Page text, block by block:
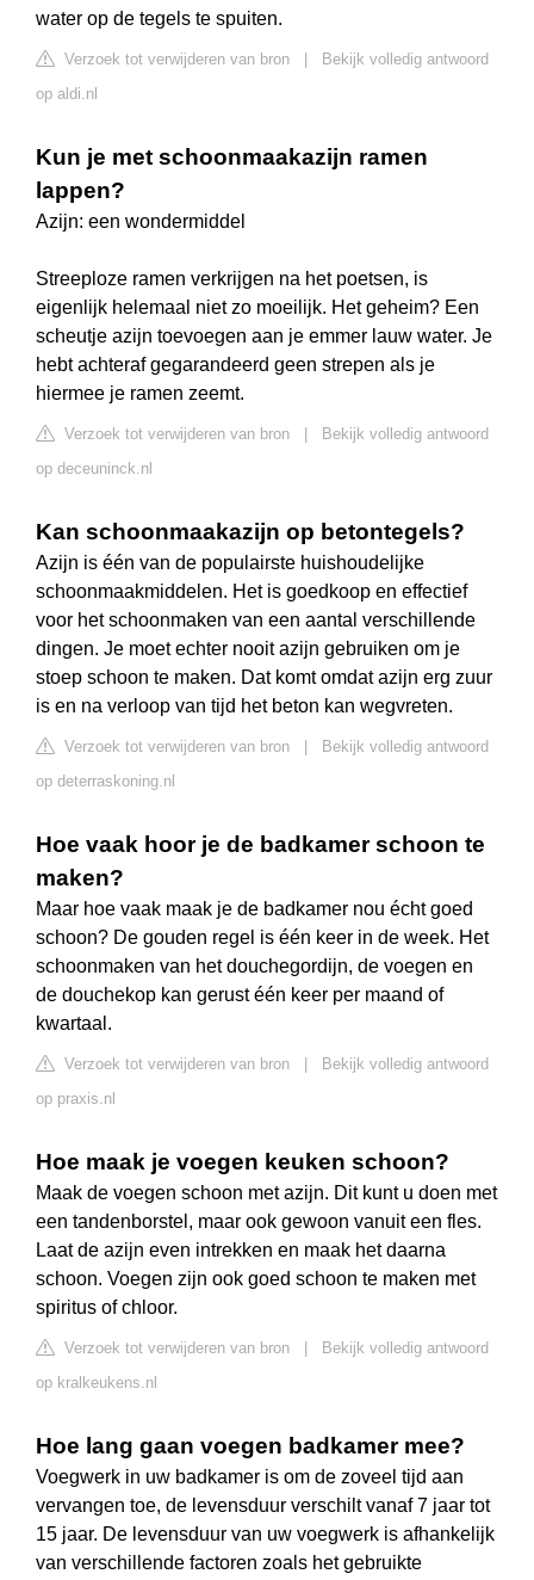
water op de tegels te spuiten.
Verzoek tot verwijderen van bron
Bekijk volledig antwoord
op aldi.nl
Kun je met schoonmaakazijn ramen
lappen?
Azijn: een wondermiddel
Streeploze ramen verkrijgen na het poetsen, is
eigenlijk helemaal niet zo moeilijk. Het geheim? Een
scheutje azijn toevoegen aan je emmer lauw water. Je
hebt achteraf gegarandeerd geen strepen als je
hiermee je ramen zeemt.
Verzoek tot verwijderen van bron
Bekijk volledig antwoord
op deceuninck.nl
Kan schoonmaakazijn op betontegels?
Azijn is één van de populairste huishoudelijke
schoonmaakmiddelen. Het is goedkoop en effectief
voor het schoonmaken van een aantal verschillende
dingen. Je moet echter nooit azijn gebruiken om je
stoep schoon te maken. Dat komt omdat azijn erg zuur
is en na verloop van tijd het beton kan wegvreten.
Verzoek tot verwijderen van bron
Bekijk volledig antwoord
op deterraskoning.nl
Hoe vaak hoor je de badkamer schoon te
maken?
Maar hoe vaak maak je de badkamer nou écht goed
schoon? De gouden regel is één keer in de week. Het
schoonmaken van het douchegordijn, de voegen en
de douchekop kan gerust één keer per maand of
kwartaal.
Verzoek tot verwijderen van bron
Bekijk volledig antwoord
op praxis.nl
Hoe maak je voegen keuken schoon?
Maak de voegen schoon met azijn. Dit kunt u doen met
een tandenborstel, maar ook gewoon vanuit een fles.
Laat de azijn even intrekken en maak het daarna
schoon. Voegen zijn ook goed schoon te maken met
spiritus of chloor.
Verzoek tot verwijderen van bron
Bekijk volledig antwoord
op kralkeukens.nl
Hoe lang gaan voegen badkamer mee?
Voegwerk in uw badkamer is om de zoveel tijd aan
vervangen toe, de levensduur verschilt vanaf 7 jaar tot
15 jaar. De levensduur van uw voegwerk is afhankelijk
van verschillende factoren zoals het gebruikte